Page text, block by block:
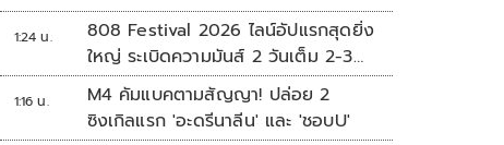
1:24 น.
808 Festival 2026 ไลน์อัปแรกสุดยิ่ง
ใหญ่ ระเบิดความมันส์ 2 วันเต็ม 2-3
ต.ค.นี้
1:16 น.
M4 คัมแบคตามสัญญา! ปล่อย 2
ซิงเกิลแรก 'อะดรีนาลีน' และ 'ชอบU'